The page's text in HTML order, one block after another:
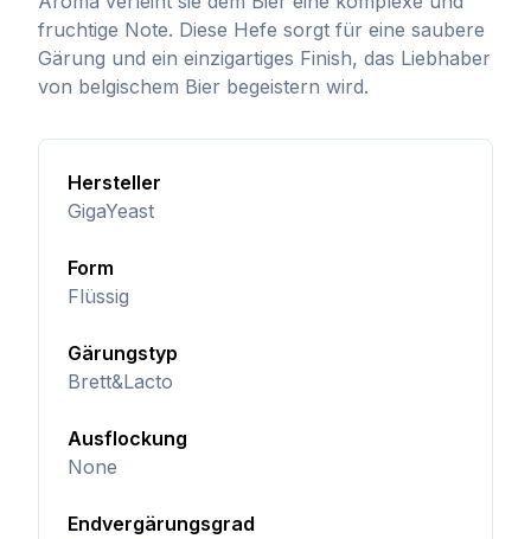
fruchtige Note. Diese Hefe sorgt für eine saubere
Gärung und ein einzigartiges Finish, das Liebhaber
von belgischem Bier begeistern wird.
Hersteller
GigaYeast
Form
Flüssig
Gärungstyp
Brett&Lacto
Ausflockung
None
Endvergärungsgrad